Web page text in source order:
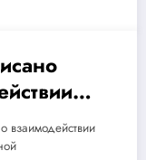
и
взаимодействии